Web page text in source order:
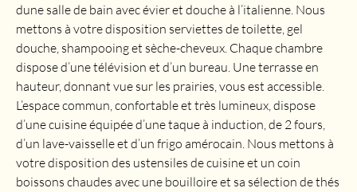
dune salle de bain avec évier et douche à l’italienne. Nous
mettons à votre disposition serviettes de toilette, gel
douche, shampooing et sèche-cheveux. Chaque chambre
dispose d’une télévision et d’un bureau. Une terrasse en
hauteur, donnant vue sur les prairies, vous est accessible.
L’espace commun, confortable et très lumineux, dispose
d’une cuisine équipée d’une taque à induction, de 2 fours,
d’un lave-vaisselle et d’un frigo amérocain. Nous mettons à
votre disposition des ustensiles de cuisine et un coin
boissons chaudes avec une bouilloire et sa sélection de thés